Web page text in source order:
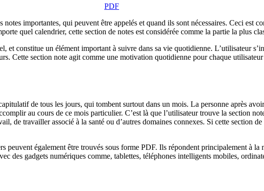
PDF
importantes, qui peuvent être appelés et quand ils sont nécessaires. Ceci est
quel calendrier, cette section de notes est considérée comme la partie la plus
et constitue un élément important à suivre dans sa vie quotidienne. L’utilisateur
Cette section note agit comme une motivation quotidienne pour chaque
de tous les jours, qui tombent surtout dans un mois. La personne après
au cours de ce mois particulier. C’est là que l’utilisateur trouve la section
de travailler associé à la santé ou d’autres domaines connexes. Si cette section
également être trouvés sous forme PDF. Ils répondent principalement à la
des gadgets numériques comme, tablettes, téléphones intelligents mobiles,